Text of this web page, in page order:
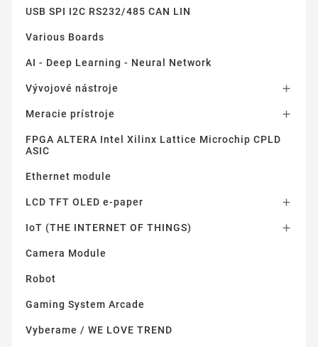
USB SPI I2C RS232/485 CAN LIN
Various Boards
AI - Deep Learning - Neural Network
Vývojové nástroje 
Meracie prístroje 
FPGA ALTERA Intel Xilinx Lattice Microchip CPLD
ASIC
Ethernet module
LCD TFT OLED e-paper 
IoT (THE INTERNET OF THINGS) 
Camera Module
Robot
Gaming System Arcade
Vyberame / WE LOVE TREND